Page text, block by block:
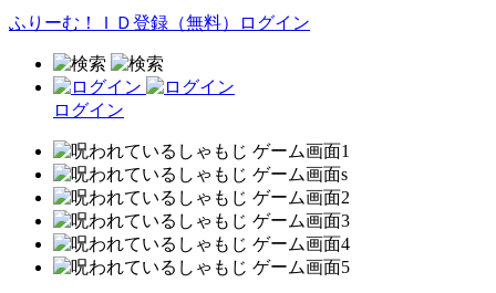
ふりーむ！ＩＤ登録（無料） ログイン
ログイン